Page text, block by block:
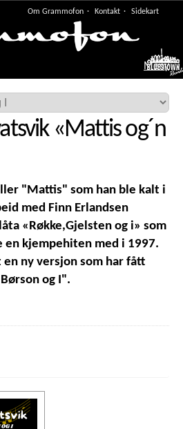
Om Grammofon Kontakt Sidekart
Meny
«Mattis og´n
"Mattis" som han ble kalt i
med Finn Erlandsen
«Røkke,Gjelsten og i» som
en kjempehiten med i 1997.
ny versjon som har fått
og I".